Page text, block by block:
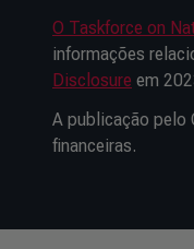
O Taskforce on
informações
Disclosure em
A publicação pelo
financeiras.